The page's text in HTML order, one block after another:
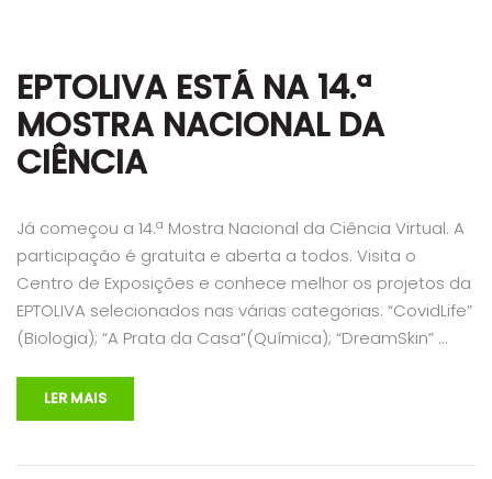
EPTOLIVA ESTÁ NA 14.ª
MOSTRA NACIONAL DA
CIÊNCIA
Já começou a 14.ª Mostra Nacional da Ciência Virtual. A
participação é gratuita e aberta a todos. Visita o
Centro de Exposições e conhece melhor os projetos da
EPTOLIVA selecionados nas várias categorias: “CovidLife”
(Biologia); “A Prata da Casa”(Química); “DreamSkin” …
LER MAIS